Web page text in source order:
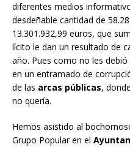
diferentes medios
desdeñable cantidad de
13.301.932,99 euros, que
lícito le dan un resultado de
año. Pues como no les
en un entramado de
de las arcas públicas,
no quería.
Hemos asistido al
Grupo Popular en el